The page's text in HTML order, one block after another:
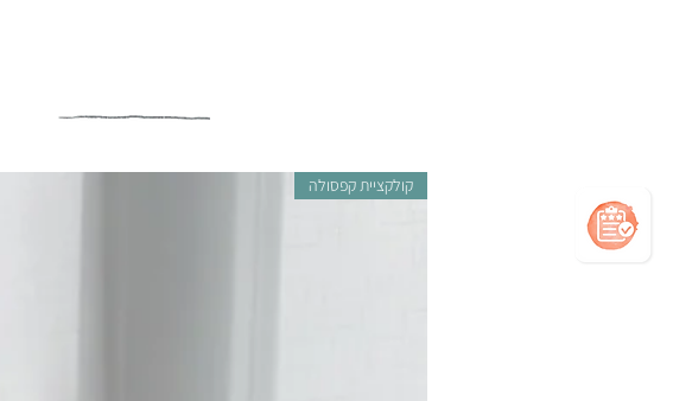
קולקציית קפסולה